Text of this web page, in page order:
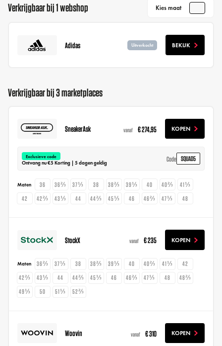
Verkrijgbaar bij 1 webshop Kies maat
Adidas Uitverkocht BEKIJK
Verkrijgbaar bij 3 marketplaces
SneakerAsk vanaf € 274,95 KOPEN
Exclusieve code
Ontvang nu €5 Korting | 5 dagen geldig
Code SQUAD5
Maten 36 36⅔ 37⅓ 38 38⅔ 39⅓ 40 40⅔
41⅓
42
42⅔ 43⅓ 44 44⅔ 45⅓ 46 46⅔ 47⅓ 48
StockX vanaf € 235 KOPEN
Maten 36⅔ 37⅓ 38 38⅔ 39⅓ 40 40⅔ 41⅓
42
42⅔
43⅓ 44 44⅔ 45⅓ 46 46⅔ 47⅓ 48
48⅔
49⅓
50 51⅓ 52⅔
Woovin vanaf € 310 KOPEN